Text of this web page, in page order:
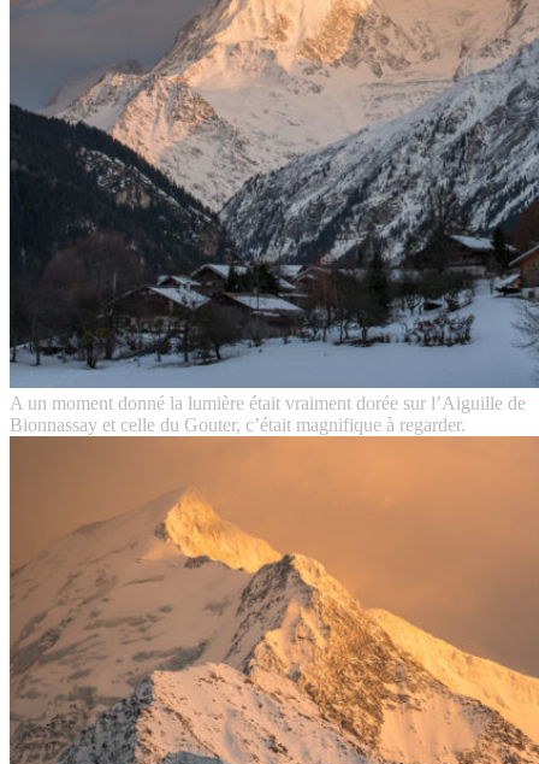
A un moment donné la lumière était vraiment dorée sur l’Aiguille de
Bionnassay et celle du Gouter, c’était magnifique à regarder.